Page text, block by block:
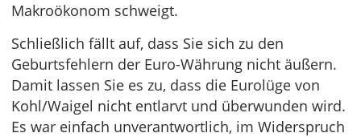
Makroökonom schweigt.
Schließlich fällt auf, dass Sie sich zu den
Geburtsfehlern der Euro-Währung nicht äußern.
Damit lassen Sie es zu, dass die Eurolüge von
Kohl/Waigel nicht entlarvt und überwunden wird.
Es war einfach unverantwortlich, im Widerspruch